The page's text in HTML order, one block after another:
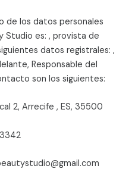
de los datos personales
Studio es: , provista de
datos registrales: ,
Responsable del
son los siguientes:
2, Arrecife , ES, 35500